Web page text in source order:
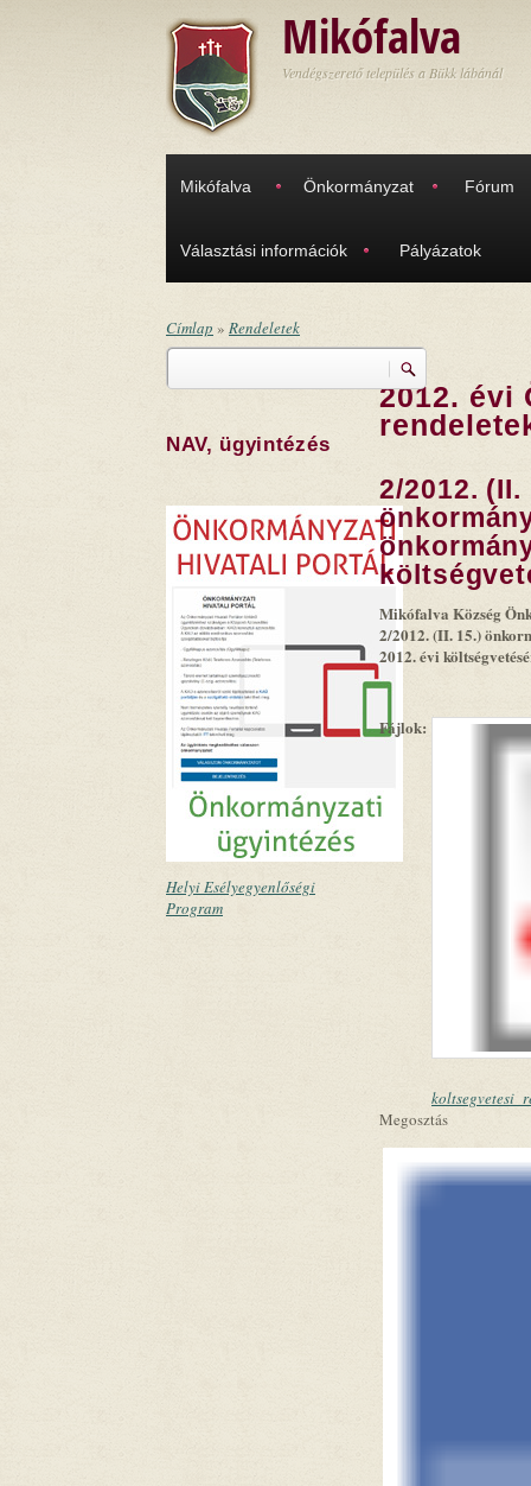
Mikófalva
Vendégszerető település a Bükk lábánál
Mikófalva Önkormányzat Fórum
Választási információk Pályázatok
Címlap » Rendeletek
Keresés
NAV, ügyintézés
Helyi Esélyegyenlőségi
Program
2012. évi
2/2012. (II.
Mikófalva Község
2/2012. (II. 15.)
2012. évi
Fájlok:
Megosztás